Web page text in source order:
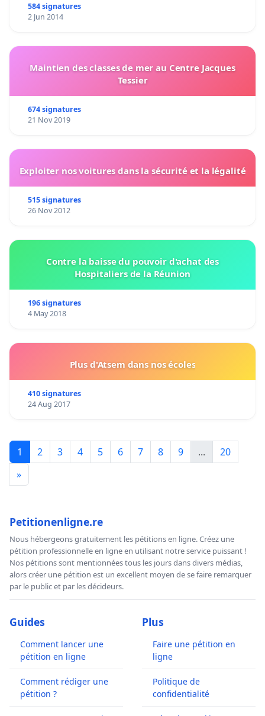
584 signatures
2 Jun 2014
Maintien des classes de mer au Centre Jacques
Tessier
674 signatures
21 Nov 2019
Exploiter nos voitures dans la sécurité et la légalité
515 signatures
26 Nov 2012
Contre la baisse du pouvoir d'achat des
Hospitaliers de la Réunion
196 signatures
4 May 2018
Plus d'Atsem dans nos écoles
410 signatures
24 Aug 2017
1 2 3 4 5 6 7 8 9 ...
20
»
Petitionenligne.re
Nous hébergeons gratuitement les pétitions en ligne. Créez une
pétition professionnelle en ligne en utilisant notre service puissant !
Nos pétitions sont mentionnées tous les jours dans divers médias,
alors créer une pétition est un excellent moyen de se faire remarquer
par le public et par les décideurs.
Guides
Comment lancer une
pétition en ligne
Comment rédiger une
pétition ?
Plus
Faire une pétition en
ligne
Politique de
confidentialité